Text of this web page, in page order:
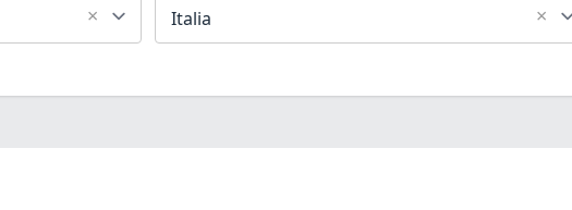
× Italia ×